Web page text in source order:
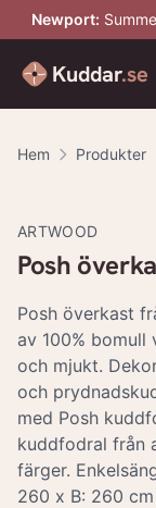
Newport:
Kuddar.se
Hem Produkter
ARTWOOD
Posh
Posh överkast
av 100%
och mjukt.
och
med Posh
kuddfodral från
färger.
260 x B: 260 cm